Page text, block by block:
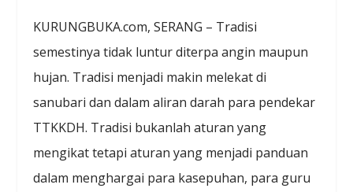
KURUNGBUKA.com, SERANG – Tradisi
semestinya tidak luntur diterpa angin maupun
hujan. Tradisi menjadi makin melekat di
sanubari dan dalam aliran darah para pendekar
TTKKDH. Tradisi bukanlah aturan yang
mengikat tetapi aturan yang menjadi panduan
dalam menghargai para kasepuhan, para guru